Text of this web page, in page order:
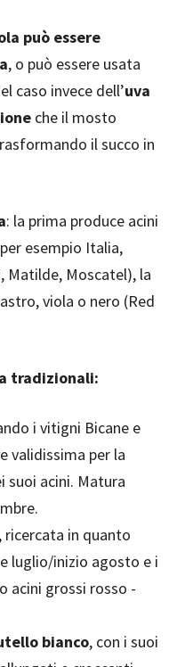
può essere
, o può essere usata
caso invece dell’uva
che il mosto
il succo in
: la prima produce acini
esempio Italia,
Matilde, Moscatel), la
viola o nero (Red
tradizionali:
i vitigni Bicane e
validissima per la
suoi acini. Matura
ricercata in quanto
luglio/inizio agosto e i
acini grossi rosso -
bianco, con i suoi